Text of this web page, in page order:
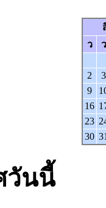
ว
ว
2
3
9
16
23
30
วันนี้